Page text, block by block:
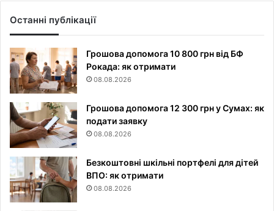
Останні публікації
Грошова допомога 10 800 грн від БФ
Рокада: як отримати
08.08.2026
Грошова допомога 12 300 грн у Сумах: як
подати заявку
08.08.2026
Безкоштовні шкільні портфелі для дітей
ВПО: як отримати
08.08.2026